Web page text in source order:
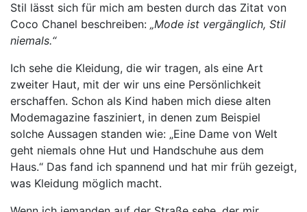
Stil lässt sich für mich am besten durch das Zitat von
Coco Chanel beschreiben: „Mode ist vergänglich, Stil
niemals.“
Ich sehe die Kleidung, die wir tragen, als eine Art
zweiter Haut, mit der wir uns eine Persönlichkeit
erschaffen. Schon als Kind haben mich diese alten
Modemagazine fasziniert, in denen zum Beispiel
solche Aussagen standen wie: „Eine Dame von Welt
geht niemals ohne Hut und Handschuhe aus dem
Haus.“ Das fand ich spannend und hat mir früh gezeigt,
was Kleidung möglich macht.